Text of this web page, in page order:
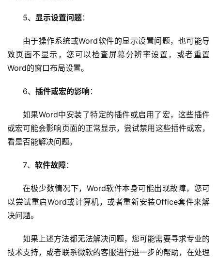
机
C
网
维
5、 显示设置问题：
由于操作系统或Word软件的显示设置问题，也可能导
致页面不显示，您可以检查屏幕分辨率设置，或者重置
Word的窗口布局设置。
6、 插件或宏的影响：
如果Word中安装了特定的插件或启用了宏，这些插件
或宏可能会影响页面的正常显示，尝试禁用这些插件或宏，
看是否能解决问题。
7、 软件故障：
在极少数情况下，Word软件本身可能出现故障，您可
以尝试重启Word或计算机，或者重新安装Office套件来解
决问题。
如果上述方法都无法解决问题，您可能需要寻求专业的
技术支持，或者联系微软的客服进行进一步的帮助，在处理